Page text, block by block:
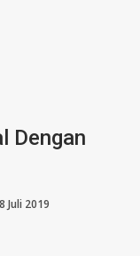
Dengan
Juli 2019